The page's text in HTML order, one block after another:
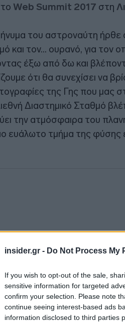
insider.gr - Do Not Process My
If you wish to opt-out of the sale,
sensitive information for targeted
confirm your selection. Please note
continue seeing interest-based ads
information disclosed to third parties
Web Summit 2017 στη
του αστροναύτη ήρθε
και τον... ουρανό, για τον
έξω από δω και
ότι θα συνεχίσει να
της Γης που μας
Διαστημικό Σταθμό
την ατμόσφαιρα του
ευάλωτο τμήμα της φύσης
όλα τα σημαντικά ντιμπέιτ,